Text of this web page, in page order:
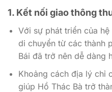
1. Kết nối giao thông
Với sự phát triển của
di chuyển từ các thành
Bái đã trở nên dễ dàng
Khoảng cách địa lý chỉ
giúp Hồ Thác Bà trở